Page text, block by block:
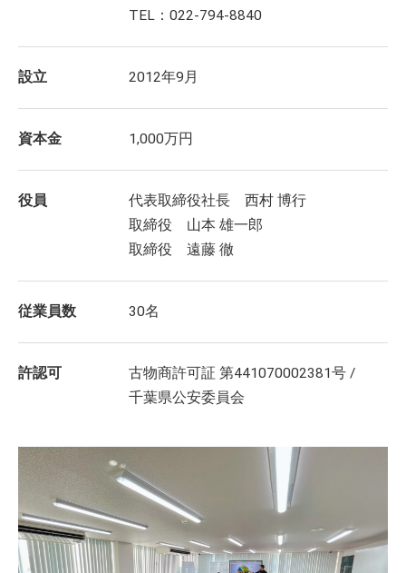
TEL：022-794-8840
設立 2012年9月
資本金 1,000万円
役員
代表取締役社長 西村 博行
取締役 山本 雄一郎
取締役 遠藤 徹
従業員数 30名
許認可
古物商許可証 第441070002381号 /
千葉県公安委員会